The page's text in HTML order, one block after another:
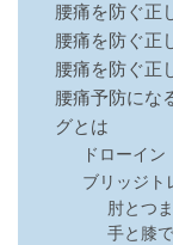
腰痛を防ぐ正
腰痛を防ぐ正
腰痛を防ぐ正
腰痛予防にな
グとは
ドローイン
ブリッジト
肘とつ
手と膝